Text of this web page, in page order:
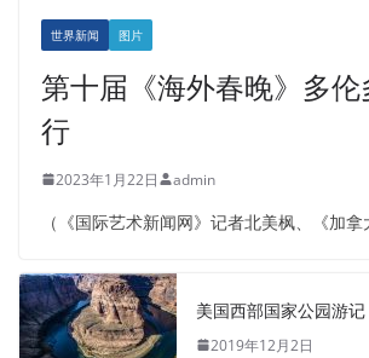
世界新闻 图片
第十届《海外春晚》多
行
2023年1月22日 admin
（《国际艺术新闻网》记者北美枫、《加拿
美国西部国家公园游记
2019年12月2日